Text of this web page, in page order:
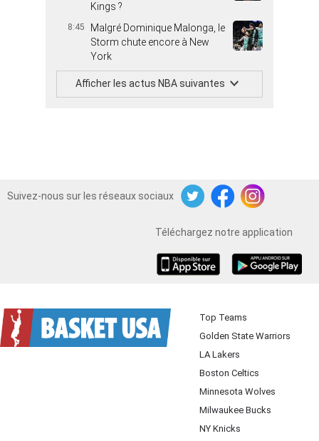
Kings ?
8:45
Malgré Dominique Malonga, le
Storm chute encore à New
York
Afficher les actus NBA suivantes
Suivez-nous sur les réseaux sociaux
TwitterFacebookInstagram
Téléchargez notre application
Top Teams
Golden State Warriors
LA Lakers
Boston Celtics
Minnesota Wolves
Milwaukee Bucks
NY Knicks